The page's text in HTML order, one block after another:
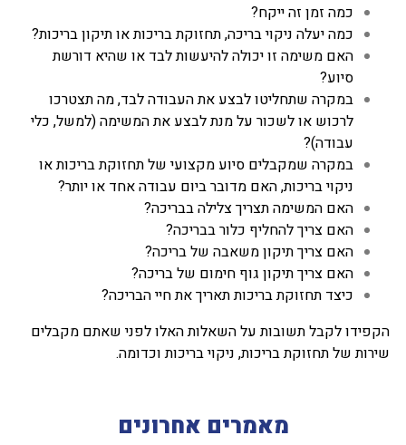
כמה זמן זה ייקח?
כמה יעלה ניקוי בריכה, תחזוקת בריכות או תיקון בריכות?
האם משימה זו יכולה להיעשות לבד או שהיא דורשת
סיוע?
במקרה שתחליטו לבצע את העבודה לבד, מה תצטרכו
לרכוש או לשכור על מנת לבצע את המשימה (למשל, כלי
עבודה)?
במקרה שמקבלים סיוע מקצועי של תחזוקת בריכות או
ניקוי בריכות, האם מדובר ביום עבודה אחד או יותר?
האם המשימה תצריך צלילה בבריכה?
האם צריך להחליף כלור בבריכה?
האם צריך תיקון משאבה של בריכה?
האם צריך תיקון גוף חימום של בריכה?
כיצד תחזוקת בריכות תאריך את חיי הבריכה?
הקפידו לקבל תשובות על השאלות האלו לפני שאתם מקבלים
שירות של תחזוקת בריכות, ניקוי בריכות וכדומה.
מאמרים אחרונים